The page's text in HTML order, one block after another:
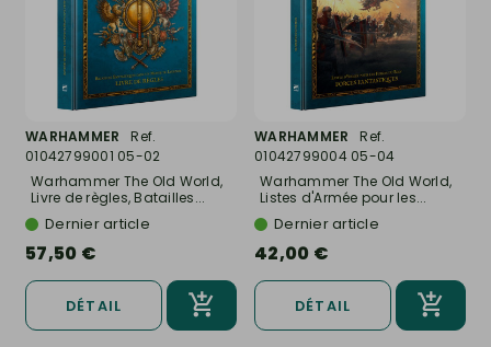
WARHAMMER
Ref.
01042799001 05-02
Warhammer The Old World,
Livre de règles, Batailles...
Dernier article
57,50 €
DÉTAIL
WARHAMMER
Ref.
01042799004 05-04
Warhammer The Old World,
Listes d'Armée pour les...
Dernier article
42,00 €
DÉTAIL